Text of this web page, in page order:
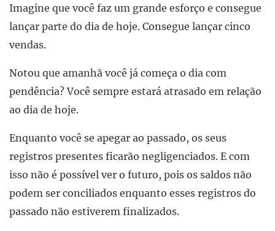
Imagine que você faz um grande esforço e consegue
lançar parte do dia de hoje. Consegue lançar cinco
vendas.
Notou que amanhã você já começa o dia com
pendência? Você sempre estará atrasado em relação
ao dia de hoje.
Enquanto você se apegar ao passado, os seus
registros presentes ficarão negligenciados. E com
isso não é possível ver o futuro, pois os saldos não
podem ser conciliados enquanto esses registros do
passado não estiverem finalizados.